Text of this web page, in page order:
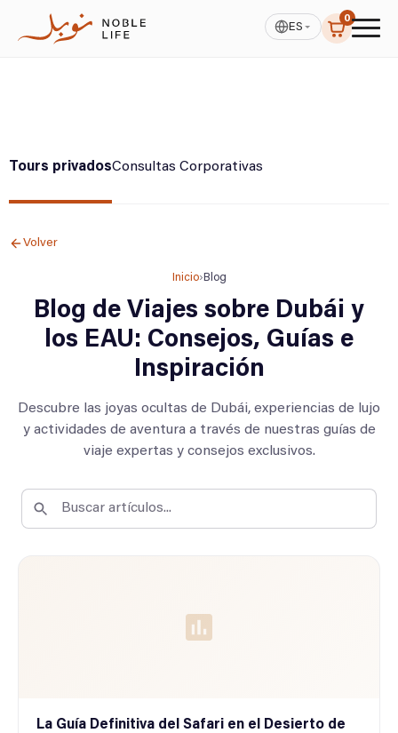
ES
0
Tours privadosConsultas Corporativas
Volver
Inicio› Blog
Blog de Viajes sobre Dubái y
los EAU: Consejos, Guías e
Inspiración
Descubre las joyas ocultas de Dubái, experiencias de lujo
y actividades de aventura a través de nuestras guías de
viaje expertas y consejos exclusivos.
La Guía Definitiva del Safari en el Desierto de